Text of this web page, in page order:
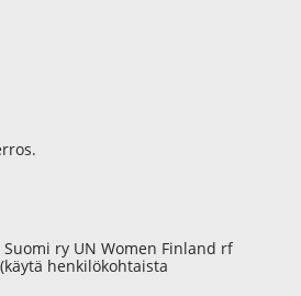
ry UN Women Finland rf
henkilökohtaista